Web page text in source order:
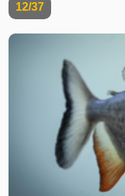
12/37